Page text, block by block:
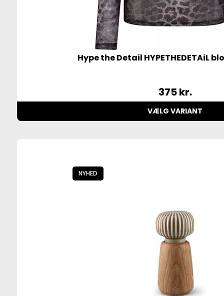
Hype the Detail HYPETHEDETAiL
375kr.
VÆLG VARIANT
NYHED